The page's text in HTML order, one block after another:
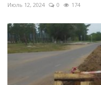
Июль 12, 2024 0 174